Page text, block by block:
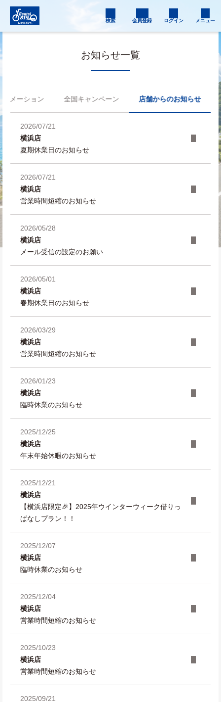
検索 会員登録 ログイン メニュー
お知らせ一覧
ォメーション 全国キャンペーン 店舗からのお知らせ
2026/07/21
横浜店
夏期休業日のお知らせ
2026/07/21
横浜店
営業時間短縮のお知らせ
2026/05/28
横浜店
メール受信の設定のお願い
2026/05/01
横浜店
春期休業日のお知らせ
2026/03/29
横浜店
営業時間短縮のお知らせ
2026/01/23
横浜店
臨時休業のお知らせ
2025/12/25
横浜店
年末年始休暇のお知らせ
2025/12/21
横浜店
【横浜店限定🎉】2025年ウインターウィーク借りっ
ぱなしプラン！！
2025/12/07
横浜店
臨時休業のお知らせ
2025/12/04
横浜店
営業時間短縮のお知らせ
2025/10/23
横浜店
営業時間短縮のお知らせ
2025/09/21